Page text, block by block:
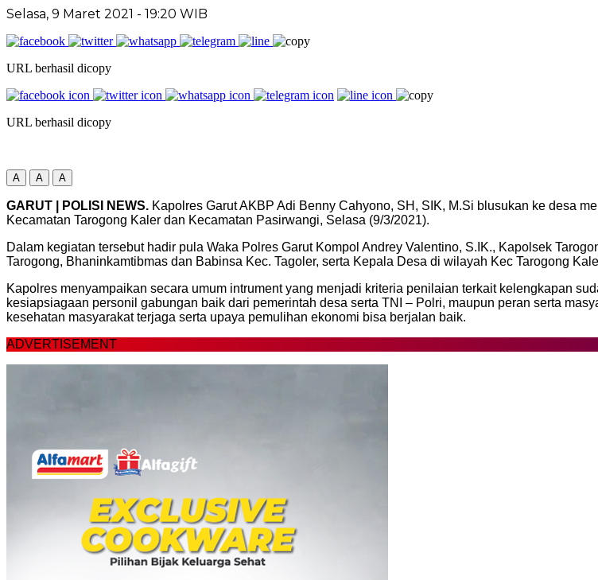
Selasa, 9 Maret 2021 - 19:20 WIB
URL berhasil dicopy
URL berhasil dicopy
A A A
GARUT | POLISI NEWS. Kapolres Garut AKBP Adi Benny Cahyono, SH, SIK, M.Si blusukan ke desa
Kecamatan Tarogong Kaler dan Kecamatan Pasirwangi, Selasa (9/3/2021).
Dalam kegiatan tersebut hadir pula Waka Polres Garut Kompol Andrey Valentino, S.IK., Kapolsek
Tarogong, Bhaninkamtibmas dan Babinsa Kec. Tagoler, serta Kepala Desa di wilayah Kec Tarogong
Kapolres menyampaikan secara umum intrument yang menjadi kriteria penilaian terkait kelengkapan
kesiapsiagaan personil gabungan baik dari pemerintah desa serta TNI – Polri, maupun peran serta
kesehatan masyarakat terjaga serta upaya pemulihan ekonomi bisa berjalan baik.
ADVERTISEMENT